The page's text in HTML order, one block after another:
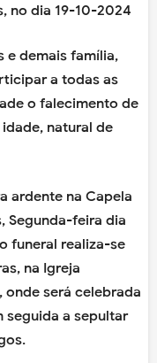
no dia 19-10-2024
e demais família,
a todas as
o falecimento de
natural de
ardente na Capela
Segunda-feira dia
funeral realiza-se
na Igreja
onde será celebrada
seguida a sepultar